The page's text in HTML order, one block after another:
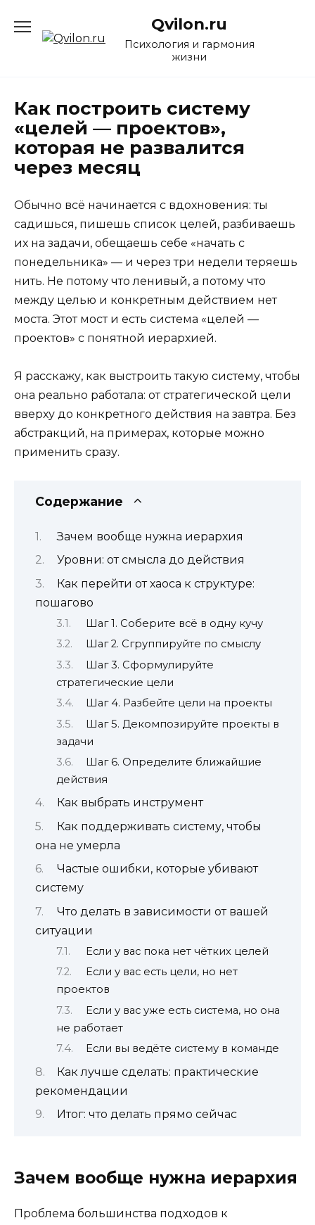
содержанию
Qvilon.ru
Психология и гармония
жизни
Как построить систему
«целей — проектов»,
которая не развалится
через месяц
Обычно всё начинается с вдохновения: ты
садишься, пишешь список целей, разбиваешь
их на задачи, обещаешь себе «начать с
понедельника» — и через три недели теряешь
нить. Не потому что ленивый, а потому что
между целью и конкретным действием нет
моста. Этот мост и есть система «целей —
проектов» с понятной иерархией.
Я расскажу, как выстроить такую систему, чтобы
она реально работала: от стратегической цели
вверху до конкретного действия на завтра. Без
абстракций, на примерах, которые можно
применить сразу.
Содержание
Зачем вообще нужна иерархия
Уровни: от смысла до действия
Как перейти от хаоса к структуре:
пошагово
Шаг 1. Соберите всё в одну кучу
Шаг 2. Сгруппируйте по смыслу
Шаг 3. Сформулируйте
стратегические цели
Шаг 4. Разбейте цели на проекты
Шаг 5. Декомпозируйте проекты в
задачи
Шаг 6. Определите ближайшие
действия
Как выбрать инструмент
Как поддерживать систему, чтобы
она не умерла
Частые ошибки, которые убивают
систему
Что делать в зависимости от вашей
ситуации
Если у вас пока нет чётких целей
Если у вас есть цели, но нет
проектов
Если у вас уже есть система, но она
не работает
Если вы ведёте систему в команде
Как лучше сделать: практические
рекомендации
Итог: что делать прямо сейчас
Зачем вообще нужна иерархия
Проблема большинства подходов к